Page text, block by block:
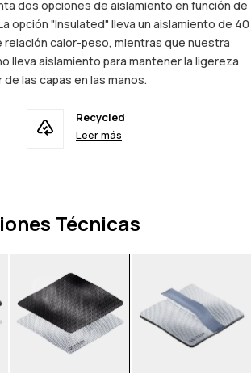
dos opciones de aislamiento en función de
opción "Insulated" lleva un aislamiento de 40
relación calor-peso, mientras que nuestra
lleva aislamiento para mantener la ligereza
las capas en las manos.
Recycled
Leer más
Técnicas